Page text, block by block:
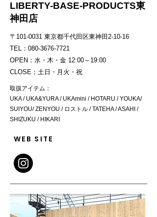
LIBERTY-BASE-PRODUCTS東
神田店
〒101-0031 東京都千代田区東神田2-10-16
TEL：080-3676-7721
OPEN：水・木・金 12:00～19:00
CLOSE：土日・月火・祝
取扱アイテム：
UKA / UKA&YURA / UKAmini / HOTARU / YOUKA/
SUIYOU/ ZENYOU / ロストル / TATEHA / ASAHI /
SHIZUKU / HIKARI
WEB SITE